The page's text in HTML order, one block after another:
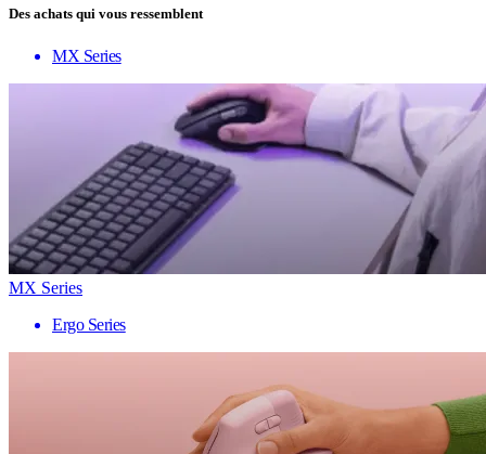
Des achats qui vous ressemblent
MX Series
MX Series
Ergo Series